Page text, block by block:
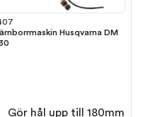
Husqvarna DM
Gör hål upp till 180mm